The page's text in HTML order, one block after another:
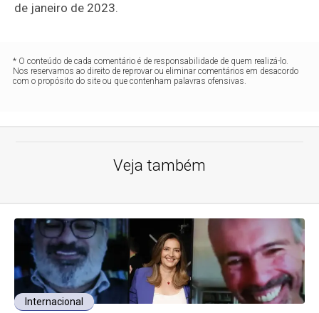
de janeiro de 2023.
* O conteúdo de cada comentário é de responsabilidade de quem realizá-lo.
Nos reservamos ao direito de reprovar ou eliminar comentários em desacordo
com o propósito do site ou que contenham palavras ofensivas.
Veja também
Internacional